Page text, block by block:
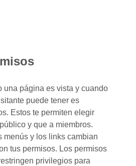
una página es vista y cuando
puede tener es
Estos te permiten elegir
y que a miembros.
menús y los links cambian
tus permisos. Los permisos
privilegios para